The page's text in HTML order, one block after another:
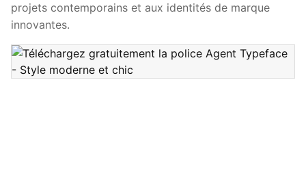
projets contemporains et aux identités de marque
innovantes.